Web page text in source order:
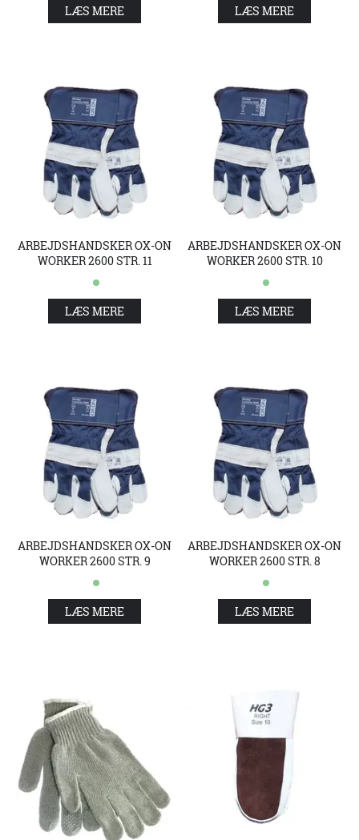
LÆS MERE LÆS MERE
ARBEJDSHANDSKER OX-ON
WORKER 2600 STR. 11
LÆS MERE
ARBEJDSHANDSKER OX-ON
WORKER 2600 STR. 10
LÆS MERE
ARBEJDSHANDSKER OX-ON
WORKER 2600 STR. 9
LÆS MERE
ARBEJDSHANDSKER OX-ON
WORKER 2600 STR. 8
LÆS MERE